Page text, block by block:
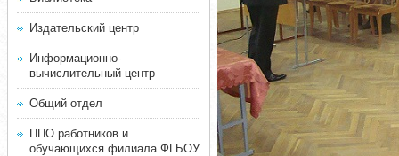
Издательский центр
Информационно-
вычислительный центр
Общий отдел
ППО работников и
обучающихся филиала ФГБОУ